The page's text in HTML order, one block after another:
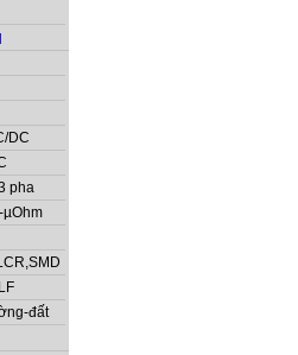
DC
pha
đất